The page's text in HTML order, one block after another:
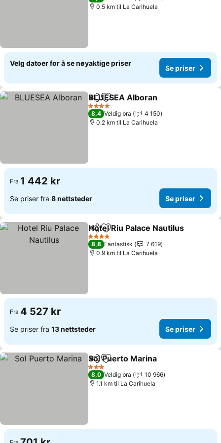
0.5 km til La Carihuela
Velg datoer for å se nøyaktige priser
Se priser
Del Legg til i favoritter
BLUESEA Alboran
4 Stjerner
8,4 Veldig bra
4 150
0.2 km til La Carihuela
Fra 1 442 kr
Se priser fra 8 nettsteder Se priser
Del Legg til i favoritter
Hotel Riu Palace Nautilus
4 Stjerner
8,8 Fantastisk
7 619
0.9 km til La Carihuela
Fra 4 527 kr
Se priser fra 13 nettsteder Se priser
Del Legg til i favoritter
Sol Puerto Marina
3 Stjerner
8,0 Veldig bra
10 966
1.1 km til La Carihuela